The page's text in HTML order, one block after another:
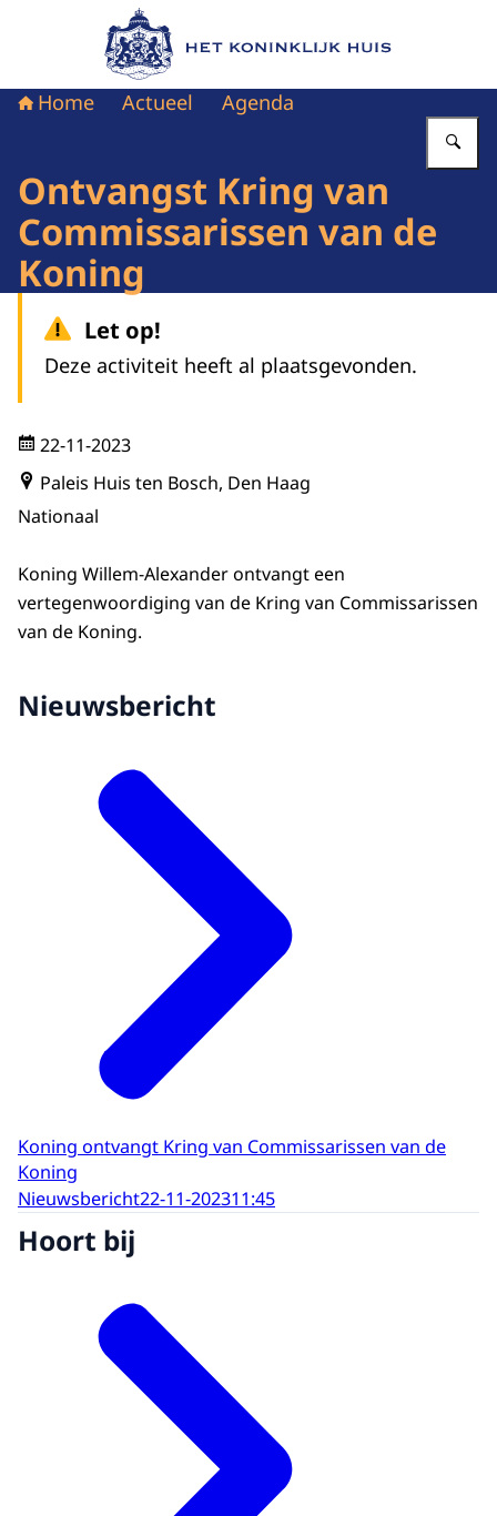
Naar de homepage van Het Koninklijk Huis
Home Actueel Agenda
Ontvangst Kring van
Commissarissen van de
Koning
Let op!
Deze activiteit heeft al plaatsgevonden.
22-11-2023
Paleis Huis ten Bosch, Den Haag
Nationaal
Koning Willem-Alexander ontvangt een
vertegenwoordiging van de Kring van Commissarissen
van de Koning.
Nieuwsbericht
Koning ontvangt Kring van Commissarissen van de
Koning
Nieuwsbericht22-11-202311:45
Hoort bij